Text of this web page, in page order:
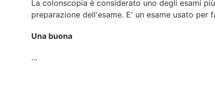
La colonscopia è considerato uno degli esami
preparazione dell'esame. E' un esame usato
Una buona
...